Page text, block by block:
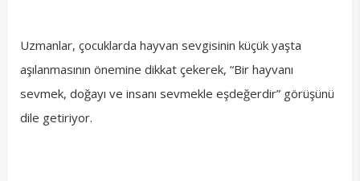
Uzmanlar, çocuklarda hayvan sevgisinin küçük yaşta
aşılanmasının önemine dikkat çekerek, “Bir hayvanı
sevmek, doğayı ve insanı sevmekle eşdeğerdir” görüşünü
dile getiriyor.